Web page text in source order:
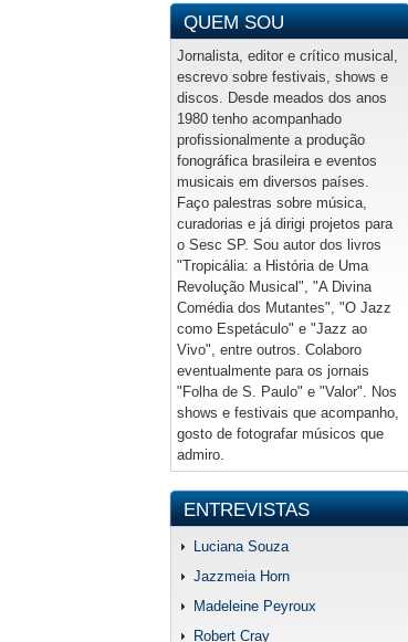
QUEM SOU
Jornalista, editor e crítico musical,
escrevo sobre festivais, shows e
discos. Desde meados dos anos
1980 tenho acompanhado
profissionalmente a produção
fonográfica brasileira e eventos
musicais em diversos países.
Faço palestras sobre música,
curadorias e já dirigi projetos para
o Sesc SP. Sou autor dos livros
"Tropicália: a História de Uma
Revolução Musical", "A Divina
Comédia dos Mutantes", "O Jazz
como Espetáculo" e "Jazz ao
Vivo", entre outros. Colaboro
eventualmente para os jornais
"Folha de S. Paulo" e "Valor". Nos
shows e festivais que acompanho,
gosto de fotografar músicos que
admiro.
ENTREVISTAS
Luciana Souza
Jazzmeia Horn
Madeleine Peyroux
Robert Cray